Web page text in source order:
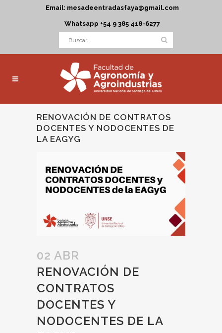
Email: mesadeentradasfaya@gmail.com
Whatsapp +54 9 385 418-6277
RENOVACIÓN DE CONTRATOS
DOCENTES Y NODOCENTES DE
LA EAGYG
02 ABR
RENOVACIÓN DE
CONTRATOS
DOCENTES Y
NODOCENTES DE LA